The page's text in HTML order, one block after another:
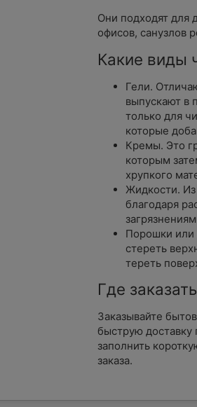
Они подходят для
офисов, санузлов
Какие виды
Гели.
выпускают в
только для
которые
Кремы. Это
которым
хрупкого
Жидкости. Из
благодаря
Порошки или
стереть
тереть
Где
Заказывайте
быструю доставку
заполнить
заказа.